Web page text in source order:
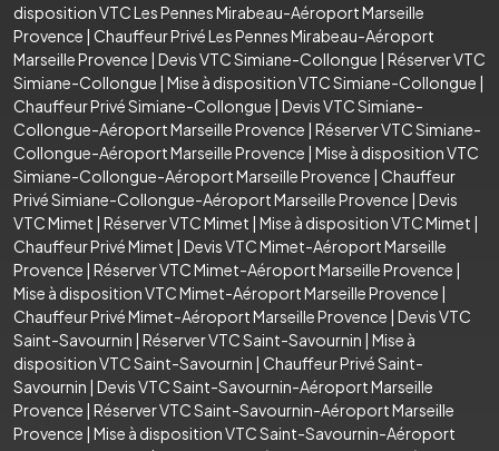
disposition VTC Les Pennes Mirabeau-Aéroport Marseille
Provence | Chauffeur Privé Les Pennes Mirabeau-Aéroport
Marseille Provence | Devis VTC Simiane-Collongue | Réserver VTC
Simiane-Collongue | Mise à disposition VTC Simiane-Collongue |
Chauffeur Privé Simiane-Collongue | Devis VTC Simiane-
Collongue-Aéroport Marseille Provence | Réserver VTC Simiane-
Collongue-Aéroport Marseille Provence | Mise à disposition VTC
Simiane-Collongue-Aéroport Marseille Provence | Chauffeur
Privé Simiane-Collongue-Aéroport Marseille Provence | Devis
VTC Mimet | Réserver VTC Mimet | Mise à disposition VTC Mimet |
Chauffeur Privé Mimet | Devis VTC Mimet-Aéroport Marseille
Provence | Réserver VTC Mimet-Aéroport Marseille Provence |
Mise à disposition VTC Mimet-Aéroport Marseille Provence |
Chauffeur Privé Mimet-Aéroport Marseille Provence | Devis VTC
Saint-Savournin | Réserver VTC Saint-Savournin | Mise à
disposition VTC Saint-Savournin | Chauffeur Privé Saint-
Savournin | Devis VTC Saint-Savournin-Aéroport Marseille
Provence | Réserver VTC Saint-Savournin-Aéroport Marseille
Provence | Mise à disposition VTC Saint-Savournin-Aéroport